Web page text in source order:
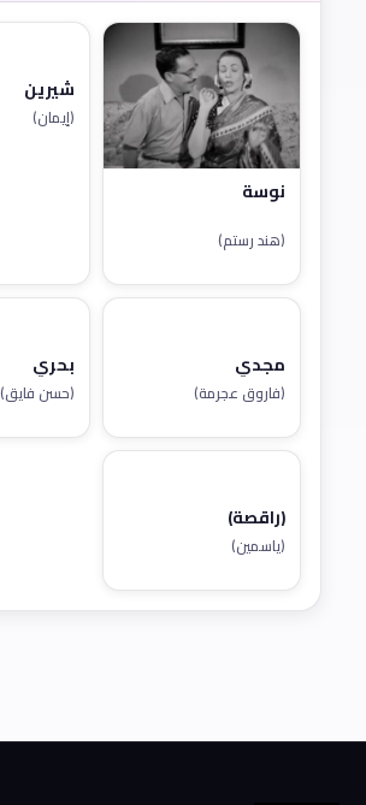
نوسة
(هند رستم)
شيرين
(إيمان)
مجدي
(فاروق عجرمة)
بحري
(حسن فايق)
(راقصة)
(ياسمين)